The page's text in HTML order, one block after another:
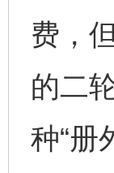
费，
的二
种“册